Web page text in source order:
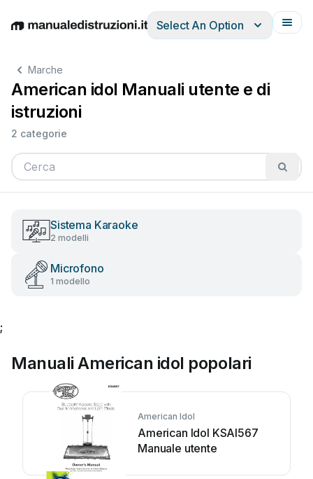
EnglishDeutschEspañolItalianoFrançais
Select An Option
Marche
American idol Manuali utente e di
istruzioni
2 categorie
Sistema Karaoke
2 modelli
Microfono
1 modello
;
Manuali American idol popolari
American Idol
American Idol KSAI567
Manuale utente